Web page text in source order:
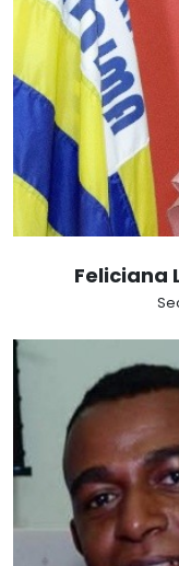
Feliciana